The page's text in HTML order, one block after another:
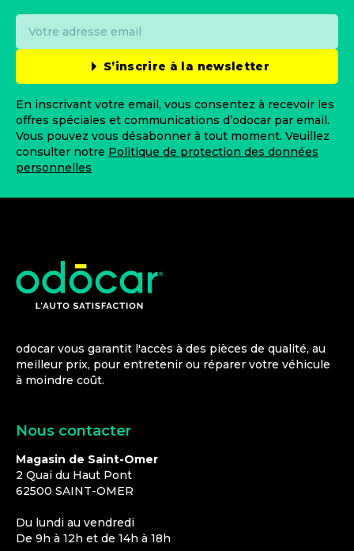
S’inscrire à la newsletter
En inscrivant votre email, vous consentez à recevoir les
offres spéciales et communications d’odocar par email.
Vous pouvez vous désabonner à tout moment. Veuillez
consulter notre Politique de protection des données
personnelles
odocar vous garantit l'accès à des pièces de qualité, au
meilleur prix, pour entretenir ou réparer votre véhicule
à moindre coût.
Nous contacter
Magasin de Saint-Omer
2 Quai du Haut Pont
62500 SAINT-OMER
Du lundi au vendredi
De 9h à 12h et de 14h à 18h